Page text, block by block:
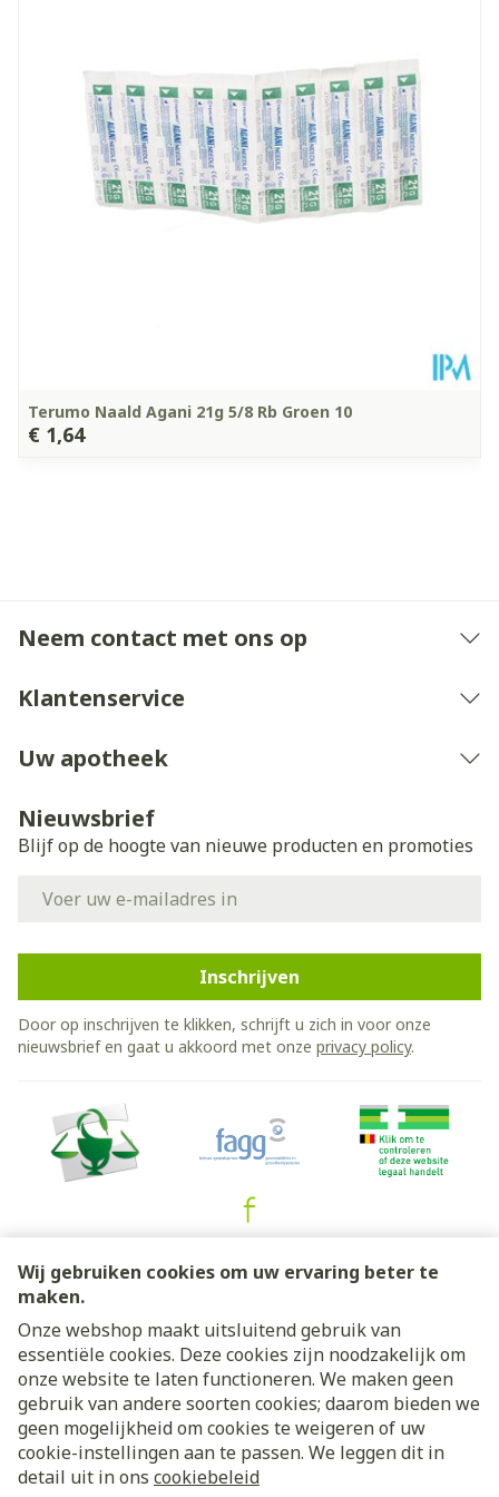
Wij gebruiken cookies om uw ervaring beter te
maken.
Onze webshop maakt uitsluitend gebruik van
essentiële cookies. Deze cookies zijn noodzakelijk om
onze website te laten functioneren. We maken geen
gebruik van andere soorten cookies; daarom bieden we
geen mogelijkheid om cookies te weigeren of uw
cookie-instellingen aan te passen. We leggen dit in
detail uit in ons cookiebeleid
Behoud
Kamertemperatuur (15°C -
25°C)
Terumo Naald Agani 21g 5/8 Rb Groen 10
€ 1,64
Neem contact met ons op
Klantenservice
Uw apotheek
Nieuwsbrief
Blijf op de hoogte van nieuwe producten en promoties
Inschrijven
Door op inschrijven te klikken, schrijft u zich in voor onze
nieuwsbrief en gaat u akkoord met onze privacy policy.
Juridische links